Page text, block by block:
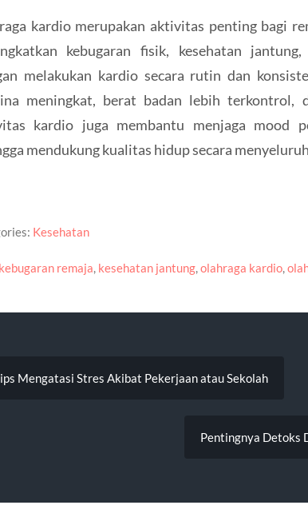
kardio merupakan aktivitas penting bagi
kebugaran fisik, kesehatan
melakukan kardio secara rutin dan
meningkat, berat badan lebih terkontrol,
kardio juga membantu menjaga mood
mendukung kualitas hidup secara
Kesehatan
kebugaran remaja, kesehatan jantung,olahraga kardio,
Mengatasi Stres Akibat Pekerjaan atau Sekolah
Pentingnya Detoks